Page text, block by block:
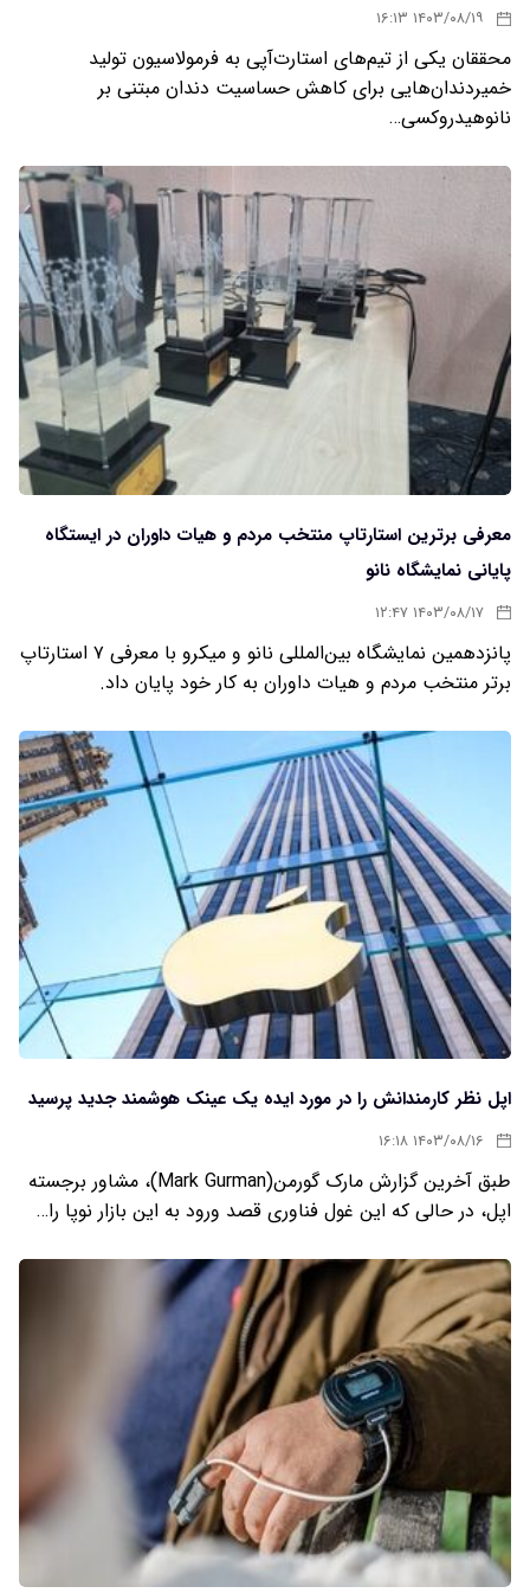
۱۴۰۳/۰۸/۱۹ ۱۶:۱۳
محققان یکی از تیم‌های استارت‌آپی به فرمولاسیون تولید
خمیردندان‌هایی برای کاهش حساسیت دندان مبتنی بر
نانوهیدروکسی…
معرفی برترین استارتاپ منتخب مردم و هیات داوران در ایستگاه
پایانی نمایشگاه نانو
۱۴۰۳/۰۸/۱۷ ۱۲:۴۷
پانزدهمین نمایشگاه بین‌المللی نانو و میکرو با معرفی ۷ استارتاپ
برتر منتخب مردم و هیات داوران به کار خود پایان داد.
اپل نظر کارمندانش را در مورد ایده یک عینک هوشمند جدید پرسید
۱۴۰۳/۰۸/۱۶ ۱۶:۱۸
طبق آخرین گزارش مارک گورمن(Mark Gurman)، مشاور برجسته
اپل، در حالی که این غول فناوری قصد ورود به این بازار نوپا را…